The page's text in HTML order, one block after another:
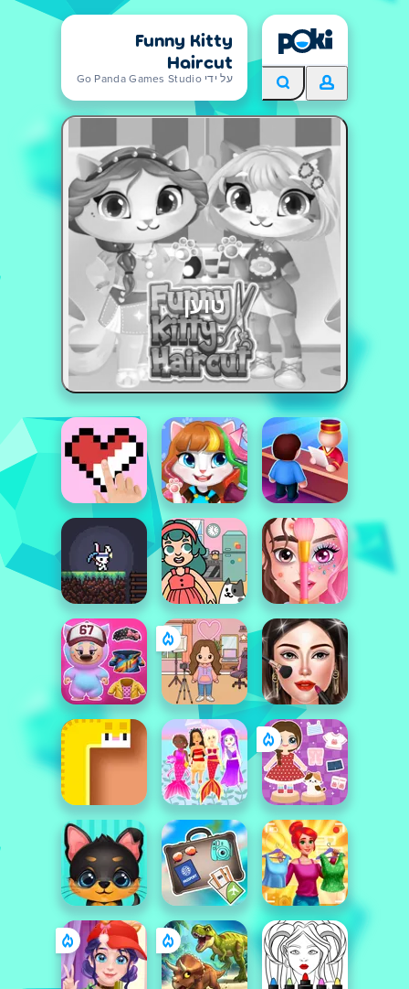
Funny Kitty
Haircut
על ידי Go Panda Games Studio
טוען